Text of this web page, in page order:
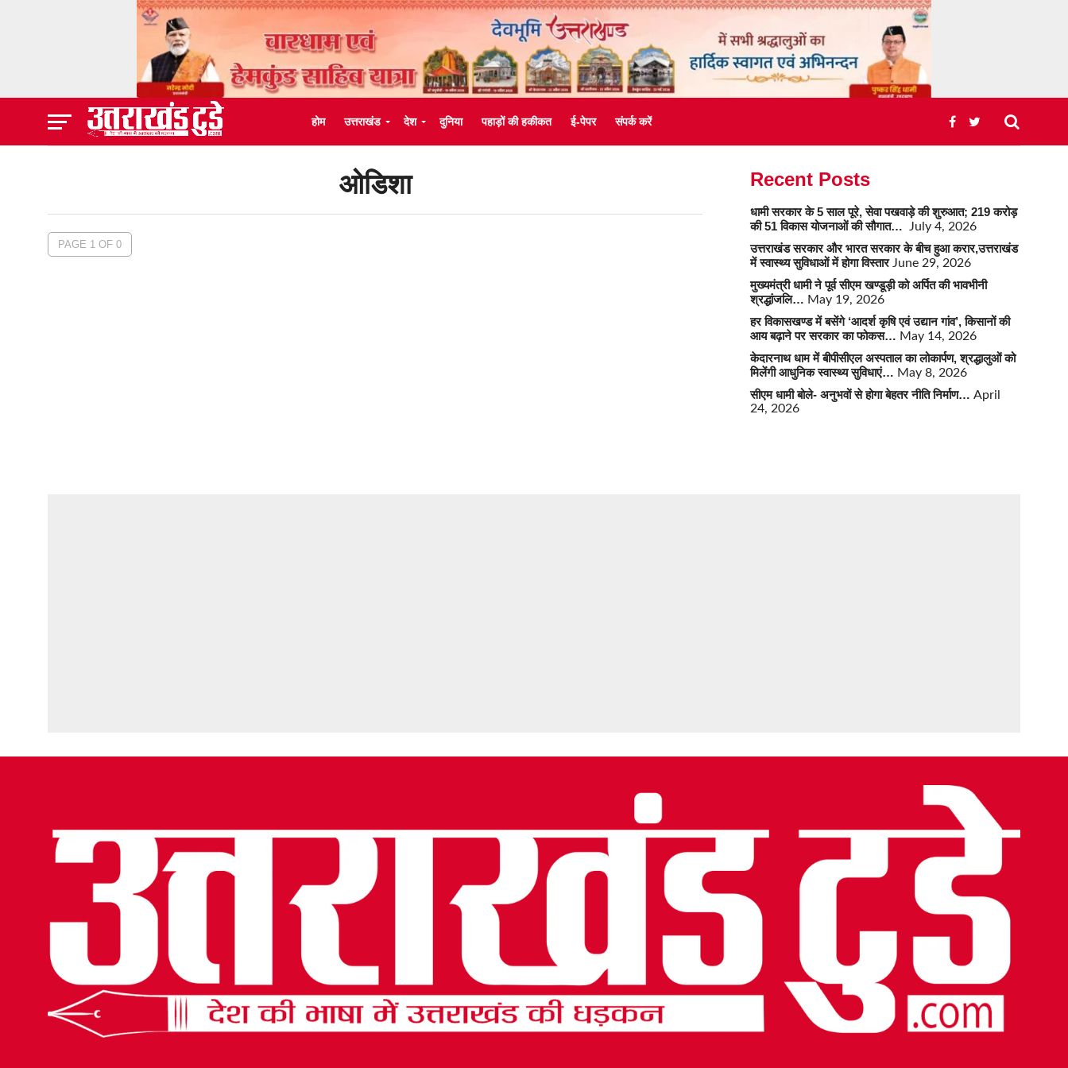
होम उत्तराखंड देश दुनिया पहाड़ों की हकीकत ई-पेपर संपर्क करें
ओडिशा
PAGE 1 OF 0
Recent Posts
धामी सरकार के 5 साल पूरे, सेवा पखवाड़े की शुरुआत; 219 करोड़
की 51 विकास योजनाओं की सौगात…
July 4, 2026
उत्तराखंड सरकार और भारत सरकार के बीच हुआ करार,उत्तराखंड
में स्वास्थ्य सुविधाओं में होगा विस्तार June 29, 2026
मुख्यमंत्री धामी ने पूर्व सीएम खण्डूड़ी को अर्पित की भावभीनी
श्रद्धांजलि… May 19, 2026
हर विकासखण्ड में बसेंगे ‘आदर्श कृषि एवं उद्यान गांव’, किसानों की
आय बढ़ाने पर सरकार का फोकस… May 14, 2026
केदारनाथ धाम में बीपीसीएल अस्पताल का लोकार्पण, श्रद्धालुओं को
मिलेंगी आधुनिक स्वास्थ्य सुविधाएं… May 8, 2026
सीएम धामी बोले- अनुभवों से होगा बेहतर नीति निर्माण… April
24, 2026